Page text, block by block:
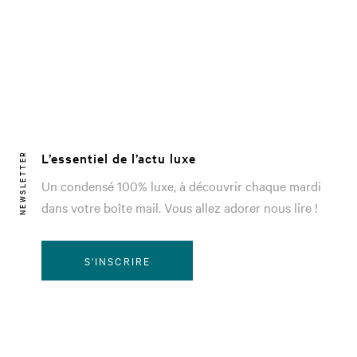
NEWSLETTER
L’essentiel de l’actu luxe
Un condensé 100% luxe, à découvrir chaque mardi
dans votre boîte mail. Vous allez adorer nous lire !
S'INSCRIRE